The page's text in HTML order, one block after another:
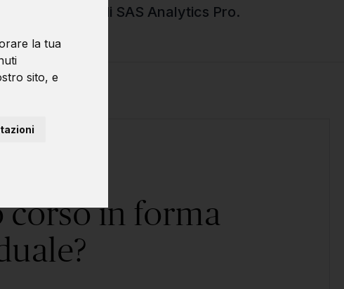
la tua
sito, e
le funzionalità di SAS Analytics Pro.
corso in forma